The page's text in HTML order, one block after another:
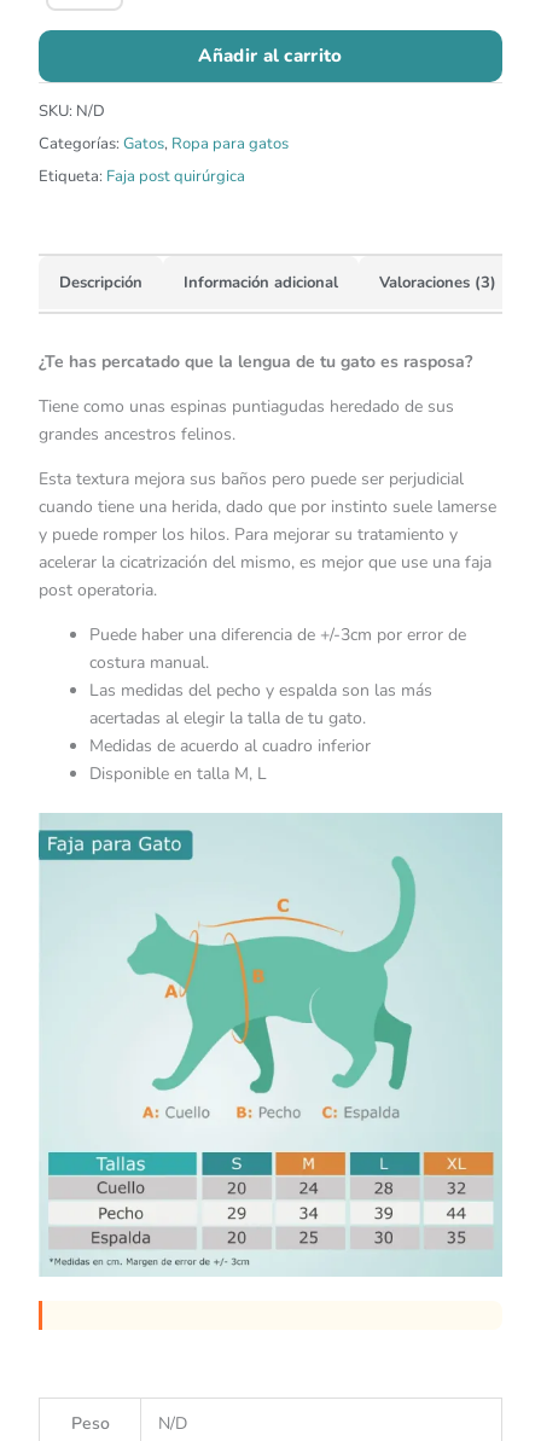
Añadir al carrito
SKU: N/D
Categorías: Gatos, Ropa para gatos
Etiqueta: Faja post quirúrgica
Descripción Información adicional Valoraciones (3)
¿Te has percatado que la lengua de tu gato es rasposa?
Tiene como unas espinas puntiagudas heredado de sus
grandes ancestros felinos.
Esta textura mejora sus baños pero puede ser perjudicial
cuando tiene una herida, dado que por instinto suele lamerse
y puede romper los hilos. Para mejorar su tratamiento y
acelerar la cicatrización del mismo, es mejor que use una faja
post operatoria.
Puede haber una diferencia de +/-3cm por error de
costura manual.
Las medidas del pecho y espalda son las más
acertadas al elegir la talla de tu gato.
Medidas de acuerdo al cuadro inferior
Disponible en talla M, L
Peso N/D